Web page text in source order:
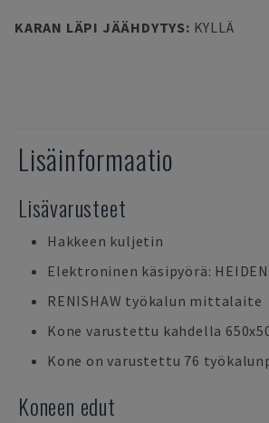
KARAN LÄPI JÄÄHDYTYS: KYLLÄ
Lisäinformaatio
Lisävarusteet
Hakkeen kuljetin
Elektroninen käsipyörä:
RENISHAW työkalun mittalaite
Kone varustettu kahdella
Kone on varustettu 76
Koneen edut